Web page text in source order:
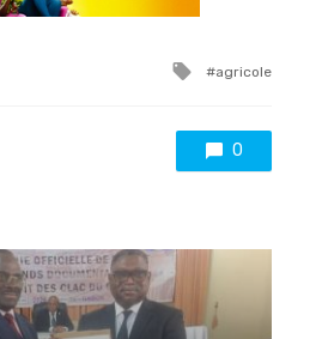
Tagged
agricole
0